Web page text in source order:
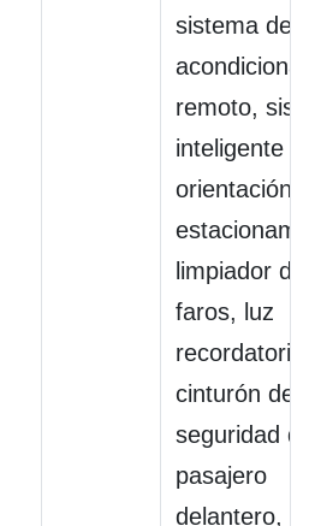
sistema de
remoto,
inteligente
orientación
limpiador de
faros, luz
cinturón de
seguridad
pasajero
delantero,